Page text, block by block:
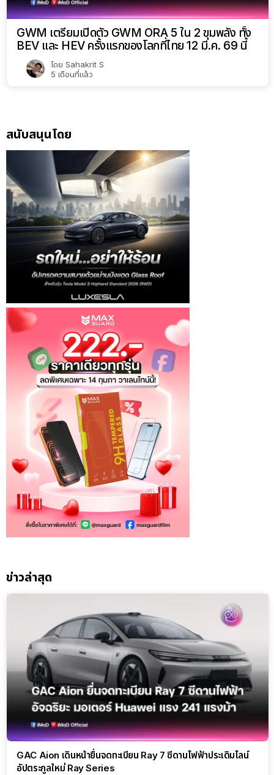
GWM เตรียมเปิดตัว GWM ORA 5 ใน 2 ขุมพลัง ทั้ง
BEV และ HEV ครั้งแรกของโลกที่ไทย 12 มี.ค. 69 นี้
โดย Sahakrit S
5 เดือนที่แล้ว
สนับสนุนโดย
ข่าวล่าสุด
GAC Aion เดินหน้ายื่นจดทะเบียน Ray 7 ซีดานไฟฟ้าประเดิมไลน์
อัปตระกูลใหม่ Ray Series